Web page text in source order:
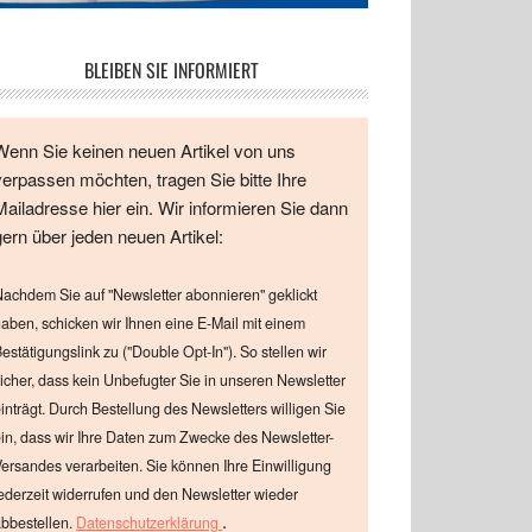
BLEIBEN SIE INFORMIERT
Sie keinen neuen Artikel von uns
möchten, tragen Sie bitte Ihre
hier ein. Wir informieren Sie dann
über jeden neuen Artikel:
Sie auf "Newsletter abonnieren" geklickt
schicken wir Ihnen eine E-Mail mit einem
zu ("Double Opt-In"). So stellen wir
dass kein Unbefugter Sie in unseren Newsletter
Durch Bestellung des Newsletters willigen Sie
dass wir Ihre Daten zum Zwecke des Newsletter-
verarbeiten. Sie können Ihre Einwilligung
widerrufen und den Newsletter wieder
Datenschutzerklärung .